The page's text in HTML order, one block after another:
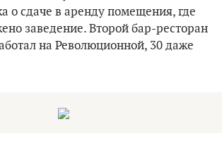
о сдаче в аренду помещения, где
заведение. Второй бар-ресторан
на Революционной, 30 даже